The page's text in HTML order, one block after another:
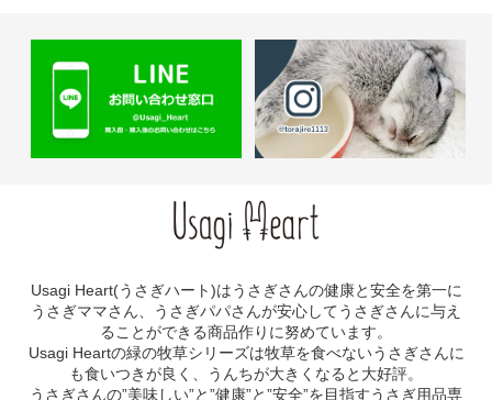
Usagi Heart(うさぎハート)はうさぎさんの健康と安全を第一に
うさぎママさん、うさぎパパさんが安心してうさぎさんに与え
ることができる商品作りに努めています。
Usagi Heartの緑の牧草シリーズは牧草を食べないうさぎさんに
も食いつきが良く、うんちが大きくなると大好評。
うさぎさんの”美味しい”と”健康”と”安全”を目指すうさぎ用品専